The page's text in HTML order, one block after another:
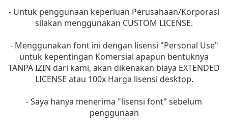
- Untuk penggunaan keperluan Perusahaan/Korporasi
silakan menggunakan CUSTOM LICENSE.
- Menggunakan font ini dengan lisensi "Personal Use"
untuk kepentingan Komersial apapun bentuknya
TANPA IZIN dari kami, akan dikenakan biaya EXTENDED
LICENSE atau 100x Harga lisensi desktop.
- Saya hanya menerima "lisensi font" sebelum
penggunaan